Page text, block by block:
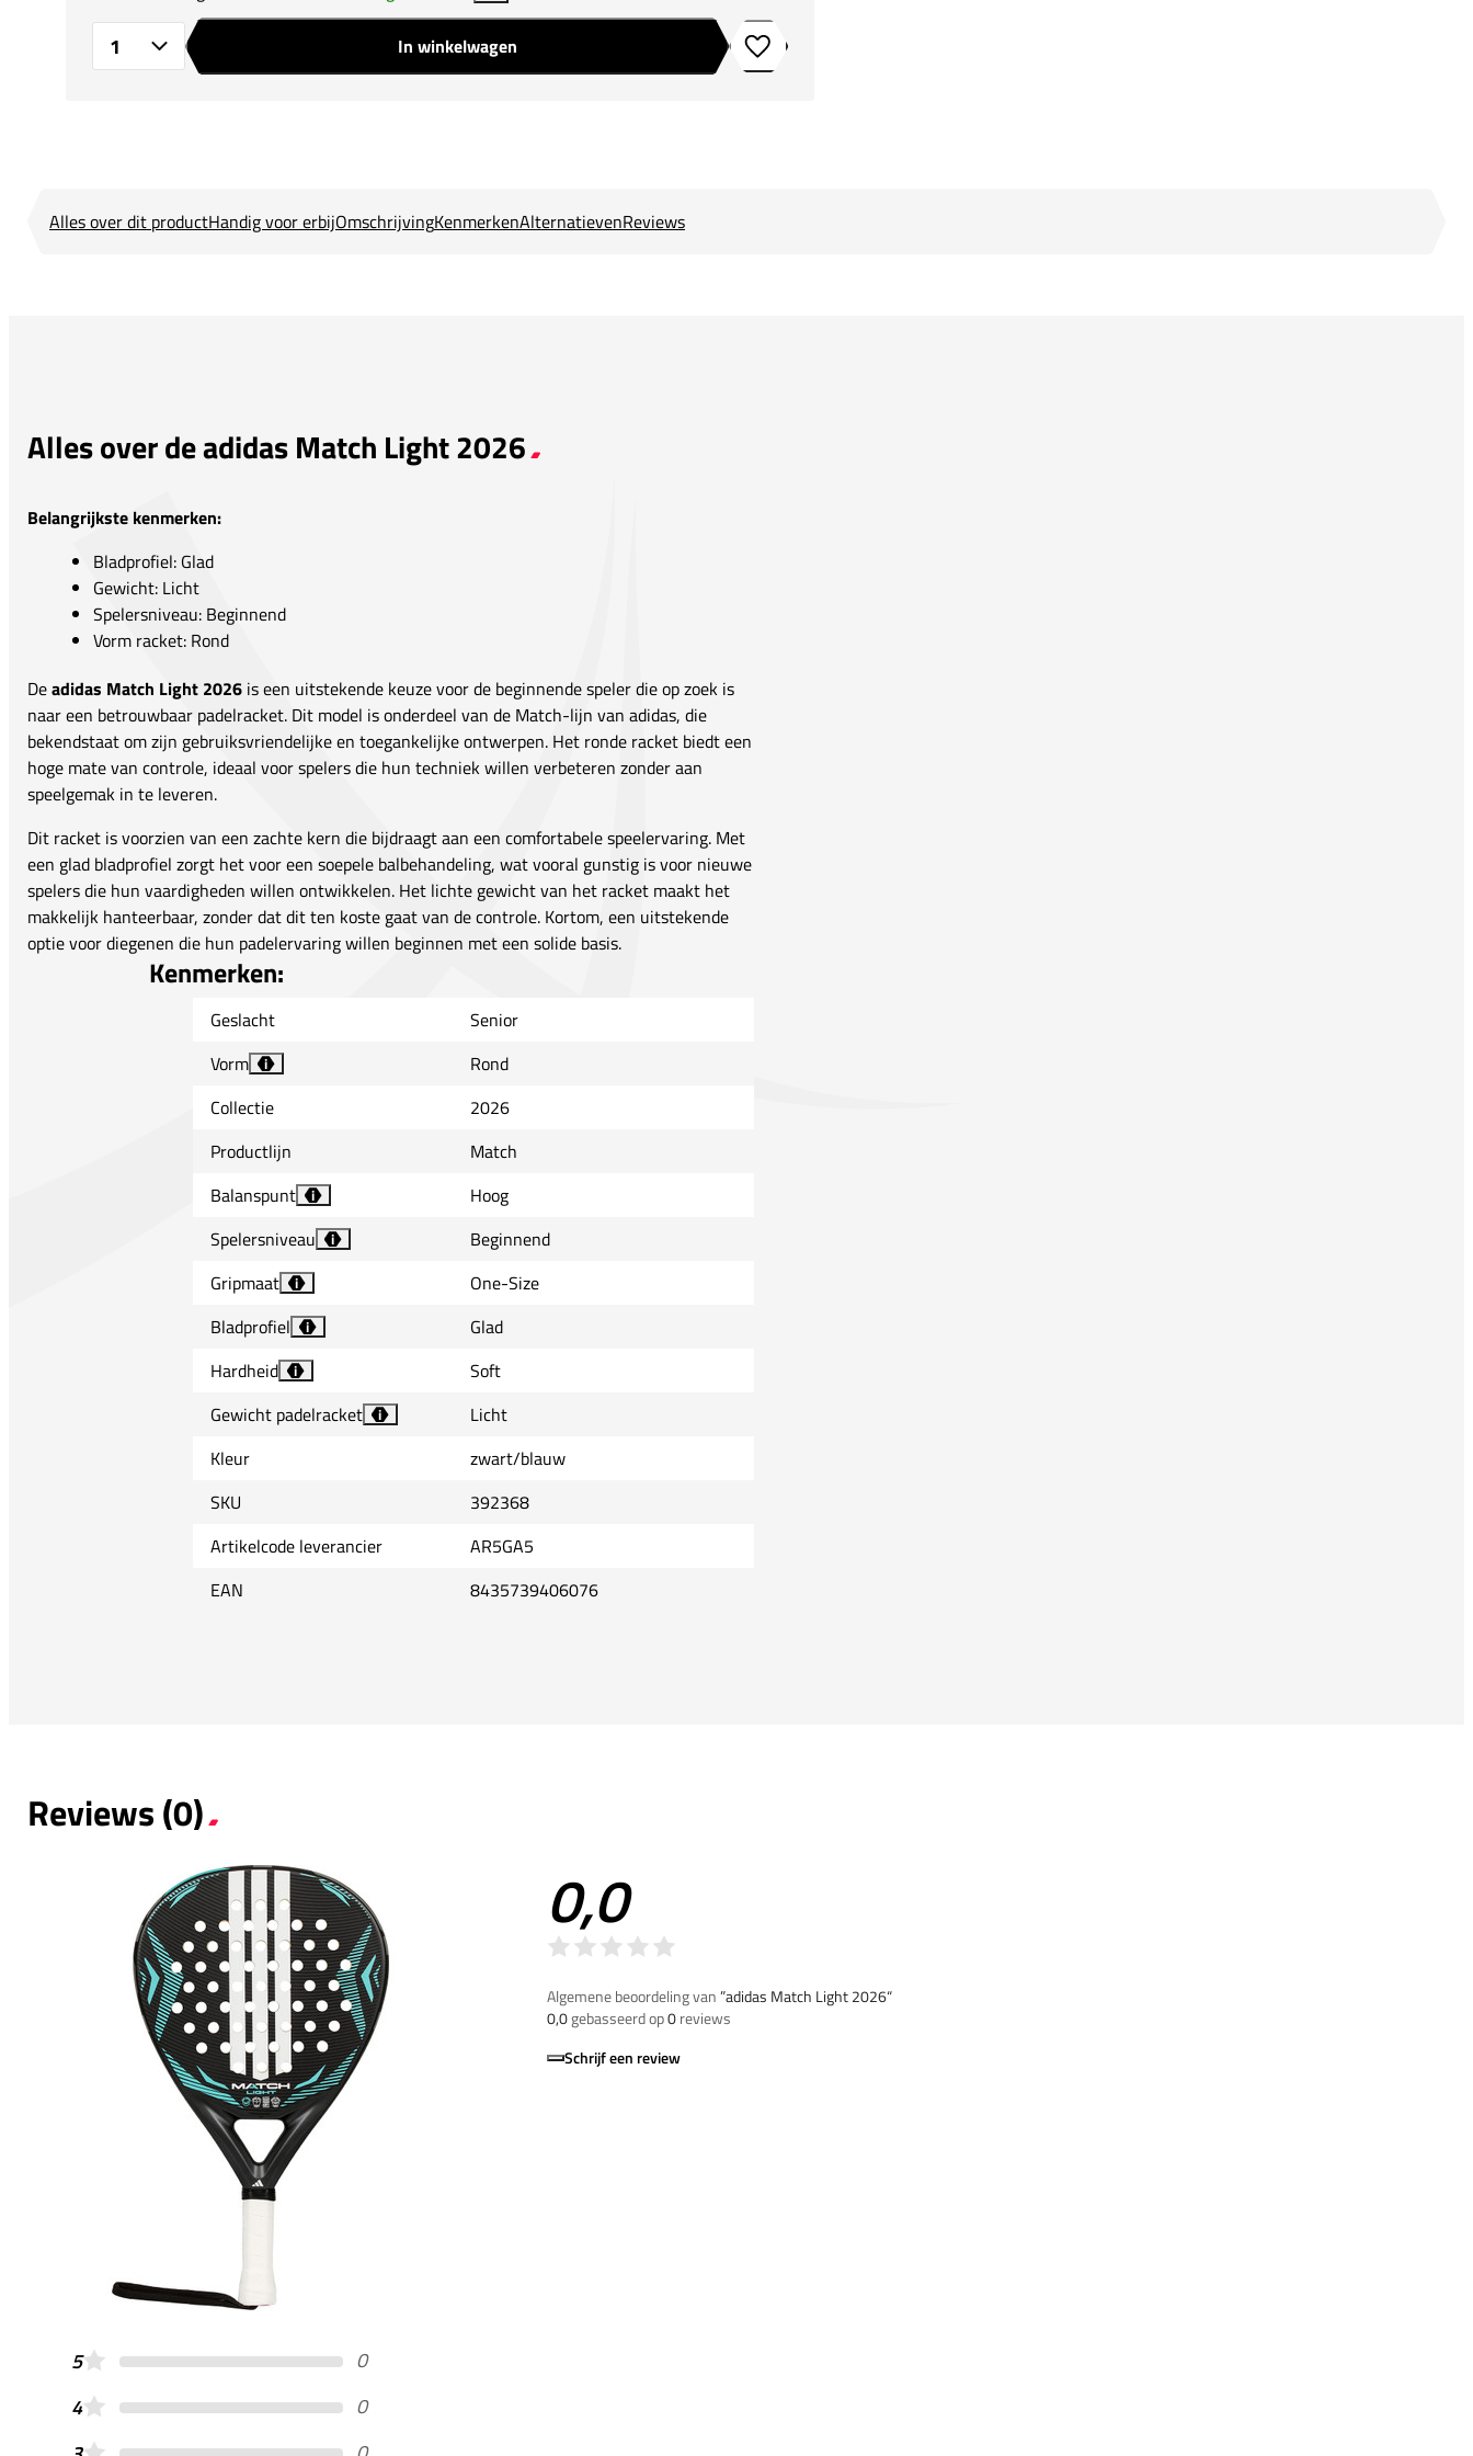
In winkelwagen Toevoegen aan verlanglijstje
Alles over dit productHandig voor erbijOmschrijvingKenmerkenAlternatievenReviews
Alles over de adidas Match Light 2026
Belangrijkste kenmerken:
Bladprofiel: Glad
Gewicht: Licht
Spelersniveau: Beginnend
Vorm racket: Rond
Deadidas Match Light 2026 is een uitstekende keuze voor de beginnende speler die op zoek is
naar een betrouwbaar padelracket. Dit model is onderdeel van de Match-lijn van adidas, die
bekendstaat om zijn gebruiksvriendelijke en toegankelijke ontwerpen. Het ronde racket biedt een
hoge mate van controle, ideaal voor spelers die hun techniek willen verbeteren zonder aan
speelgemak in te leveren.
Dit racket is voorzien van een zachte kern die bijdraagt aan een comfortabele speelervaring. Met
een glad bladprofiel zorgt het voor een soepele balbehandeling, wat vooral gunstig is voor nieuwe
spelers die hun vaardigheden willen ontwikkelen. Het lichte gewicht van het racket maakt het
makkelijk hanteerbaar, zonder dat dit ten koste gaat van de controle. Kortom, een uitstekende
optie voor diegenen die hun padelervaring willen beginnen met een solide basis.
Kenmerken:
Geslacht
Senior
Vorm
i
Rond
Collectie
2026
Productlijn
Match
Balanspunt
i
Hoog
Spelersniveau
i
Beginnend
Gripmaat
i
One-Size
Bladprofiel
i
Glad
Hardheid
i
Soft
Gewicht padelracket
i
Licht
Kleur
zwart/blauw
SKU
392368
Artikelcode leverancier
AR5GA5
EAN
8435739406076
Reviews (0)
0,0
Algemene beoordeling van”adidas Match Light 2026“
0,0gebasseerd op0reviews
Schrijf een review
5
0
4
0